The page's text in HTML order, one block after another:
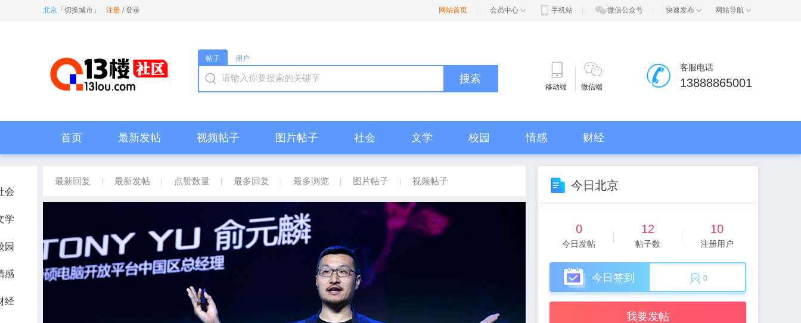
北京 「 切换城市 」 注册 /登录 网站首页 会员中心 手机站 微信公众号 快速发布 网站导航
客服电话
13888865001
移动端 微信端
帖子 用户
搜索
首页 最新发帖 视频帖子 图片帖子 社会 文学 校园 情感 财经
最新回复 最新发帖 点赞数量 最多回复 最多浏览 图片帖子 视频帖子 今日北京
0
今日发帖
12
帖子数
10
注册用户
今日签到 0
我要发帖
会
学
园
感
经